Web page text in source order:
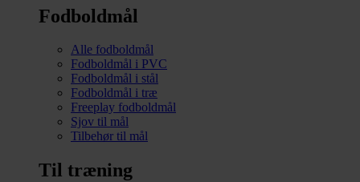
Fodboldmål
Alle fodboldmål
Fodboldmål i PVC
Fodboldmål i stål
Fodboldmål i træ
Freeplay fodboldmål
Sjov til mål
Tilbehør til mål
Til træning